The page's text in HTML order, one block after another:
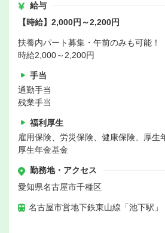
給与
【時給】2,000円～2,200円
扶養内パート募集・午前のみも可能！
時給2,000～2,200円
手当
通勤手当
残業手当
福利厚生
雇用保険、労災保険、健康保険、厚生
厚生年金基金
勤務地・アクセス
愛知県名古屋市千種区
名古屋市営地下鉄東山線「池下駅